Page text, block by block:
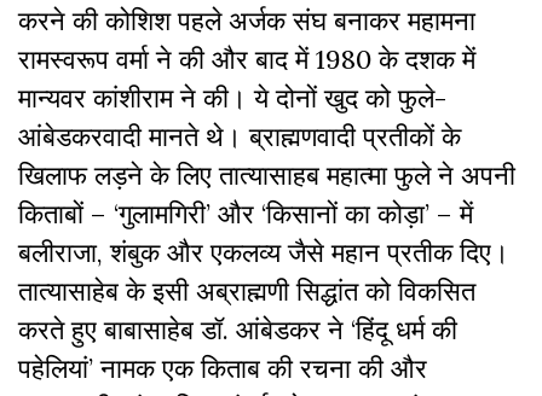
करने की कोशिश पहले अर्जक संघ बनाकर महामना
रामस्वरूप वर्मा ने की और बाद में 1980 के दशक में
मान्यवर कांशीराम ने की। ये दोनों खुद को फुले-
आंबेडकरवादी मानते थे। ब्राह्मणवादी प्रतीकों के
खिलाफ लड़ने के लिए तात्यासाहब महात्मा फुले ने अपनी
किताबों – ‘गुलामगिरी’ और ‘किसानों का कोड़ा’ – में
बलीराजा, शंबुक और एकलव्य जैसे महान प्रतीक दिए।
तात्यासाहेब के इसी अब्राह्मणी सिद्धांत को विकसित
करते हुए बाबासाहेब डॉ. आंबेडकर ने ‘हिंदू धर्म की
पहेलियां’ नामक एक किताब की रचना की और